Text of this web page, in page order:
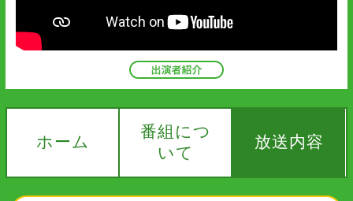
ホーム
番組につ
いて
放送内容